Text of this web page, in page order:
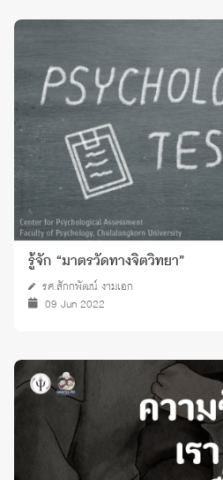
รู้จัก “มาตรวัดทางจิตวิทยา”
รศ.สักกพัฒน์ งามเอก
09 Jun 2022